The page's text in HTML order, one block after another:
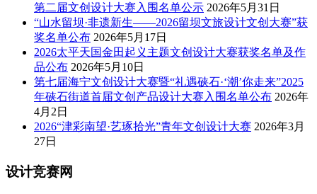
第二届文创设计大赛入围名单公示 2026年5月31日
“山水留坝·非遗新生——2026留坝文旅设计文创大赛”获
奖名单公布 2026年5月17日
2026太平天国金田起义主题文创设计大赛获奖名单及作
品公布 2026年5月10日
第七届海宁文创设计大赛暨“礼遇硖石·‘潮’你走来”2025
年硖石街道首届文创产品设计大赛入围名单公布 2026年
4月2日
2026“津彩南望·艺琢拾光”青年文创设计大赛 2026年3月
27日
设计竞赛网